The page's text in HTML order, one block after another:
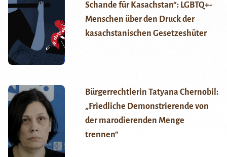
Schande für Kasachstan“: LGBTQ+-
Menschen über den Druck der
kasachstanischen Gesetzeshüter
Bürgerrechtlerin Tatyana Chernobil:
„Friedliche Demonstrierende von
der marodierenden Menge
trennen“